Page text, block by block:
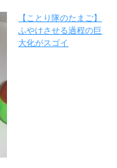
【ことり隊のたまご】
ふやけさせる過程の巨
大化がスゴイ